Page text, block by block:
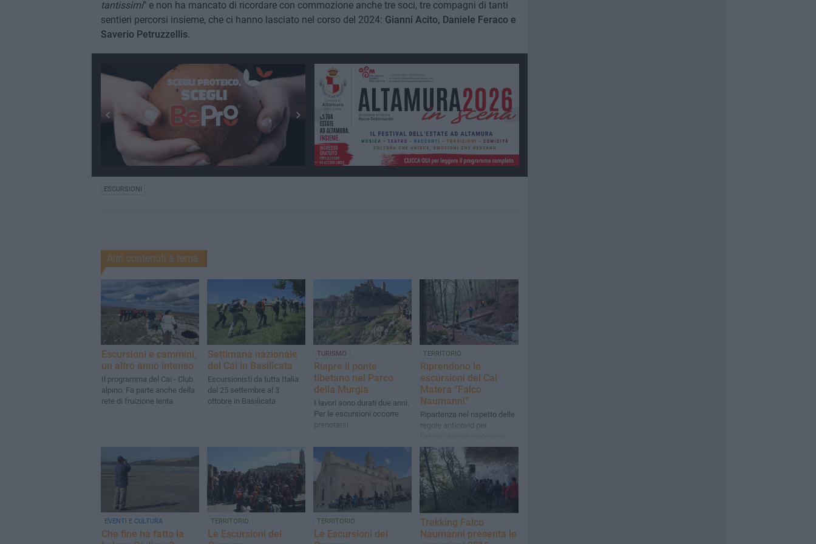
tantissimi" e non ha mancato di ricordare con commozione anche tre soci, tre compagni di tanti
sentieri percorsi insieme, che ci hanno lasciato nel corso del 2024: Gianni Acito, Daniele Feraco e
Saverio Petruzzellis.
ESCURSIONI
Altri contenuti a tema
Escursioni e cammini,
un altro anno intenso
Il programma del Cai - Club
alpino. Fa parte anche della
rete di fruizione lenta
Settimana nazionale
del Cai in Basilicata
Escursionisti da tutta Italia
dal 25 settembre al 3
ottobre in Basilicata
TURISMO
Riapre il ponte
tibetano nel Parco
della Murgia
I lavori sono durati due anni.
Per le escursioni occorre
prenotarsi
TERRITORIO
Riprendono le
escursioni del Cai
Matera “Falco
Naumanni”
Ripartenza nel rispetto delle
regole anticovid per
EVENTI E CULTURA
Che fine ha fatto la
TERRITORIO
Le Escursioni del
TERRITORIO
Le Escursioni del
Trekking Falco
Naumanni presenta le